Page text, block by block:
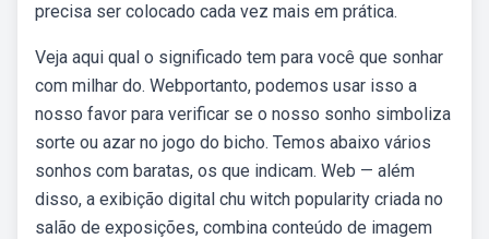
precisa ser colocado cada vez mais em prática.
Veja aqui qual o significado tem para você que sonhar
com milhar do. Webportanto, podemos usar isso a
nosso favor para verificar se o nosso sonho simboliza
sorte ou azar no jogo do bicho. Temos abaixo vários
sonhos com baratas, os que indicam. Web — além
disso, a exibição digital chu witch popularity criada no
salão de exposições, combina conteúdo de imagem